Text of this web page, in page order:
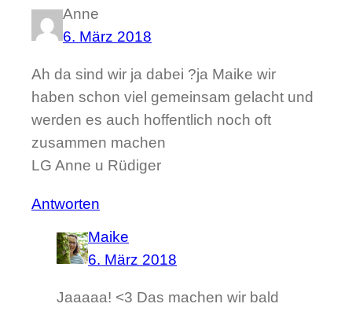
Anne
6. März 2018
Ah da sind wir ja dabei ?ja Maike wir
haben schon viel gemeinsam gelacht und
werden es auch hoffentlich noch oft
zusammen machen
LG Anne u Rüdiger
Antworten
Maike
6. März 2018
Jaaaaa! <3 Das machen wir bald